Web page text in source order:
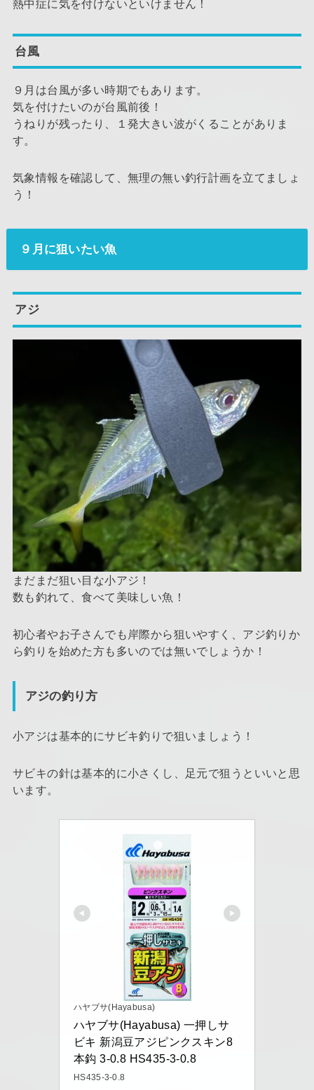
熱中症に気を付けないといけません！
台風
９月は台風が多い時期でもあります。
気を付けたいのが台風前後！
うねりが残ったり、１発大きい波がくることがありま
す。
気象情報を確認して、無理の無い釣行計画を立てましょ
う！
９月に狙いたい魚
アジ
まだまだ狙い目な小アジ！
数も釣れて、食べて美味しい魚！
初心者やお子さんでも岸際から狙いやすく、アジ釣りか
ら釣りを始めた方も多いのでは無いでしょうか！
アジの釣り方
小アジは基本的にサビキ釣りで狙いましょう！
サビキの針は基本的に小さくし、足元で狙うといいと思
います。
ハヤブサ(Hayabusa)
ハヤブサ(Hayabusa) 一押しサ
ビキ 新潟豆アジピンクスキン8
本鈎 3-0.8 HS435-3-0.8
HS435-3-0.8